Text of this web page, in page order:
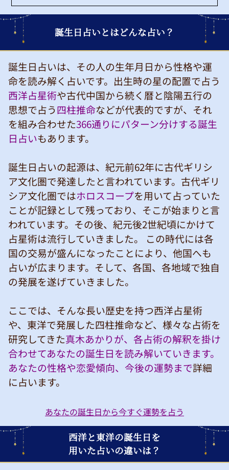
誕生日占いとはどんな占い？
誕生日占いは、その人の生年月日から性格や運
命を読み解く占いです。出生時の星の配置で占う
西洋占星術や古代中国から続く暦と陰陽五行の
思想で占う四柱推命などが代表的ですが、それ
を組み合わせた366通りにパターン分けする誕生
日占いもあります。
誕生日占いの起源は、紀元前62年に古代ギリシ
ア文化圏で発達したと言われています。古代ギリ
シア文化圏ではホロスコープを用いて占っていた
ことが記録として残っており、そこが始まりと言
われています。その後、紀元後2世紀頃にかけて
占星術は流行していきました。 この時代には各
国の交易が盛んになったことにより、他国へも
占いが広まります。そして、各国、各地域で独自
の発展を遂げていきました。
ここでは、そんな長い歴史を持つ西洋占星術
や、東洋で発展した四柱推命など、様々な占術を
研究してきた真木あかりが、各占術の解釈を掛け
合わせてあなたの誕生日を読み解いていきます。
あなたの性格や恋愛傾向、今後の運勢まで詳細
に占います。
あなたの誕生日から今すぐ運勢を占う
西洋と東洋の誕生日を
用いた占いの違いは？